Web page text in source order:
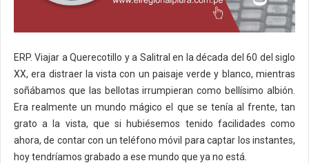
ERP. Viajar a Querecotillo y a Salitral en la década del 60 del siglo
XX, era distraer la vista con un paisaje verde y blanco, mientras
soñábamos que las bellotas irrumpieran como bellísimo albión.
Era realmente un mundo mágico el que se tenía al frente, tan
grato a la vista, que si hubiésemos tenido facilidades como
ahora, de contar con un teléfono móvil para captar los instantes,
hoy tendríamos grabado a ese mundo que ya no está.